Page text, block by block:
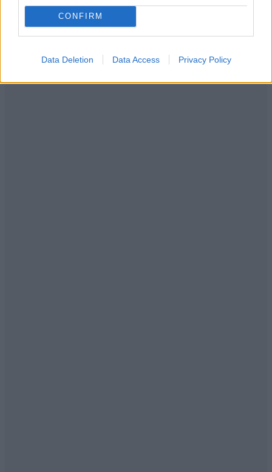
CONFIRM
Data Deletion Data Access Privacy Policy
Εριέττα Κούρκουλου – Τα 33α γενέθλια και τα
φιλιά με τον Βύρωνα Βασιλειάδη: «Καμία στιγμή